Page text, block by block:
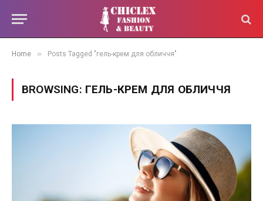
Home » Posts Tagged "гель-крем для обличчя"
BROWSING: ГЕЛЬ-КРЕМ ДЛЯ ОБЛИЧЧЯ